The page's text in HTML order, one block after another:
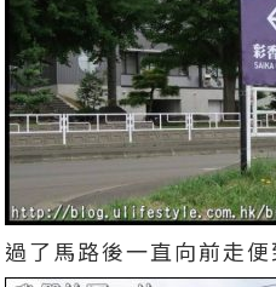
過了馬路後一直向前走